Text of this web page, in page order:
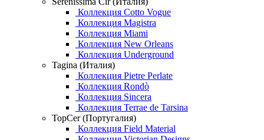
Коллекция Cotto Vogue
Коллекция Magistra
Коллекция Miami
Коллекция New Orleans
Коллекция Underground
Tagina (Италия)
Коллекция Pietre Perlate
Коллекция Rondò
Коллекция Sincera
Коллекция Terrae de Tarsina
TopCer (Португалия)
Коллекция Field Material